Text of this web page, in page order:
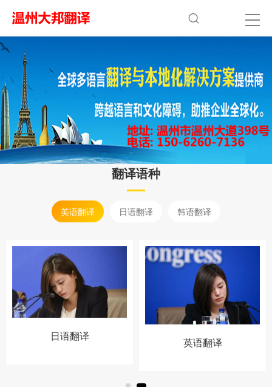
翻译语种
英语翻译 日语翻译 韩语翻译
日语翻译 英语翻译